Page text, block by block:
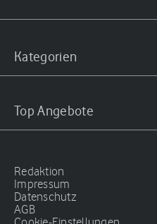
Kategorien
Top Angebote
Redaktion
Impressum
Datenschutz
AGB